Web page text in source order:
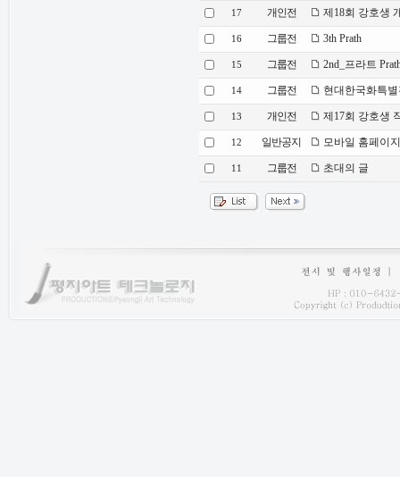
17 개인전 제18회 강호생
16 그룹전 3th Prath
15 그룹전 2nd_프라트
14 그룹전 현대한국화특
13 개인전 제17회 강호생
12 일반공지 모바일 홈페이
11 그룹전 초대의 글